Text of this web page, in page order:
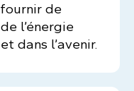
de
l’énergie
dans l’avenir.